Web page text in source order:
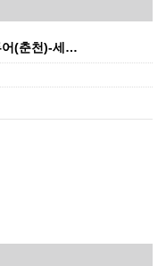
어(춘천)-세…